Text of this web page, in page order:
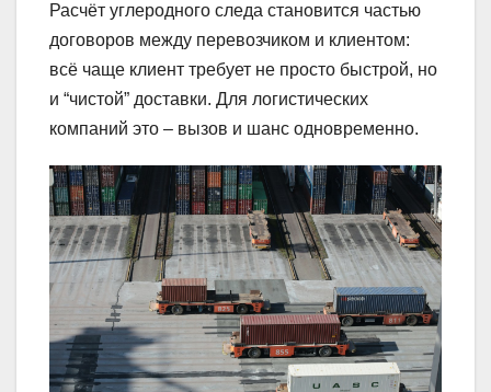
Расчёт углеродного следа становится частью
договоров между перевозчиком и клиентом:
всё чаще клиент требует не просто быстрой, но
и “чистой” доставки. Для логистических
компаний это – вызов и шанс одновременно.